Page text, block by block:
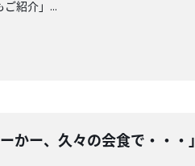
紹介」...
かー、久々の会食で・・・」